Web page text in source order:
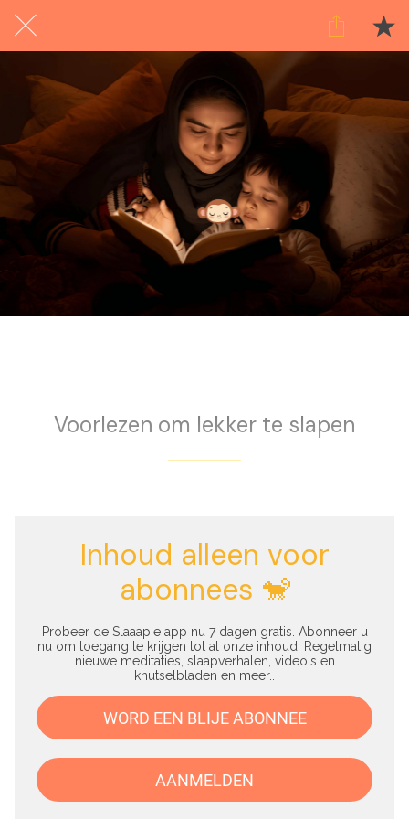
Voorlezen om lekker te slapen
Inhoud alleen voor
abonnees 🐒
Probeer de Slaaapie app nu 7 dagen gratis. Abonneer u
nu om toegang te krijgen tot al onze inhoud. Regelmatig
nieuwe meditaties, slaapverhalen, video's en
knutselbladen en meer..
WORD EEN BLIJE ABONNEE
AANMELDEN